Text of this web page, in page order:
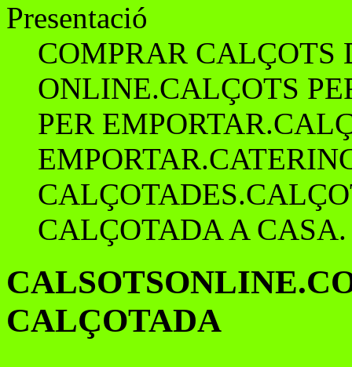
Presentació
COMPRAR CALÇOTS
ONLINE.CALÇOTS
PER
CALÇOTADA A CASA.
CALÇOTADA